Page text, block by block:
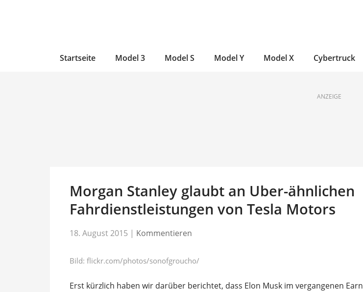
Startseite Model 3 Model S Model Y Model X Cybertruck
ANZEIGE
Morgan Stanley glaubt an Uber-ähnlichen
Fahrdienstleistungen von Tesla Motors
18. August 2015 | Kommentieren
Bild: flickr.com/photos/sonofgroucho/
Erst kürzlich haben wir darüber berichtet, dass Elon Musk im vergangenen